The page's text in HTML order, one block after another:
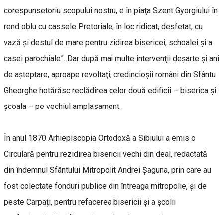
corespunsetoriu scopului nostru, e în piaţa Szent Gyorgiului în
rend oblu cu cassele Pretoriale, în loc ridicat, desfetat, cu
vază şi destul de mare pentru zidirea bisericei, schoalei şi a
casei parochiale”. Dar după mai multe intervenţii deşarte şi ani
de aşteptare, aproape revoltaţi, credincioşii români din Sfântu
Gheorghe hotărăsc reclădirea celor două edificii – biserica şi
şcoala – pe vechiul amplasament.
În anul 1870 Arhiepiscopia Ortodoxă a Sibiului a emis o
Circulară pentru rezidirea bisericii vechi din deal, redactată
din îndemnul Sfântului Mitropolit Andrei Şaguna, prin care au
fost colectate fonduri publice din întreaga mitropolie, și de
peste Carpați, pentru refacerea bisericii şi a şcolii